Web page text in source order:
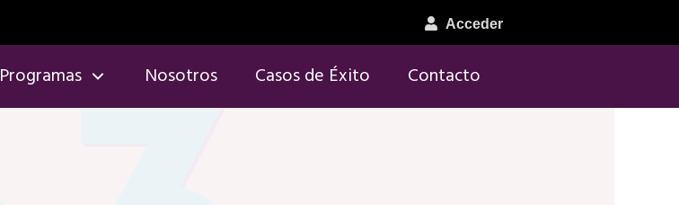
Acceder
Programas Nosotros Casos de Éxito Contacto